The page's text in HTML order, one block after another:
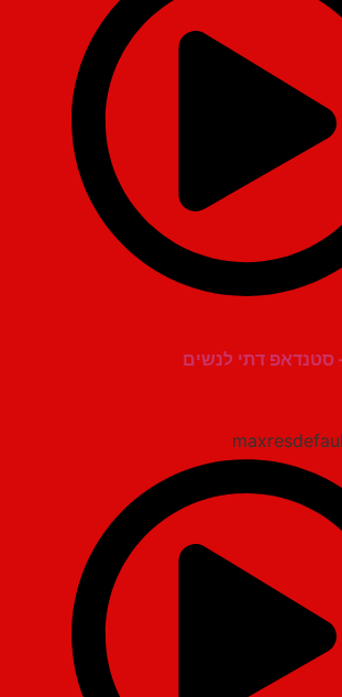
דתי לנשים